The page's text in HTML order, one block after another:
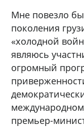
Мне повезло
поколения
«холодной
являюсь
огромный
премьер-